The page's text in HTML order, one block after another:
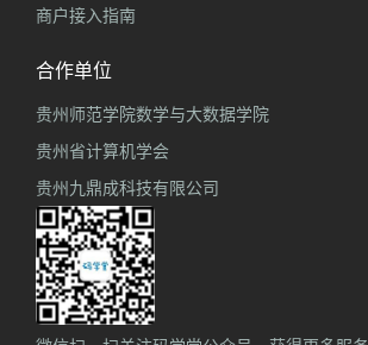
商户接入指南
合作单位
贵州师范学院数学与大数据学院
贵州省计算机学会
贵州九鼎成科技有限公司